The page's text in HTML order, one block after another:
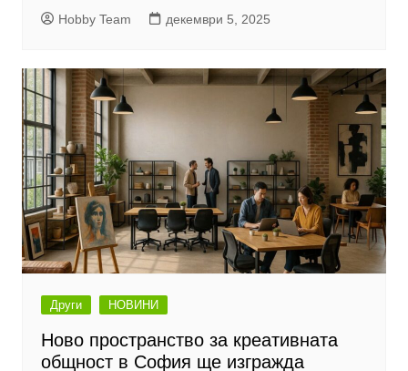
Hobby Team декември 5, 2025
Други НОВИНИ
Ново пространство за креативната
общност в София ще изгражда